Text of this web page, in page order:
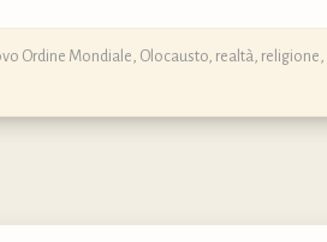
Ordine Mondiale Olocausto realtà religione